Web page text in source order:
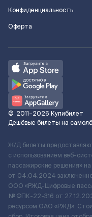
Конфиденциальность
Оферта
© 2011–2026 Купибилет
Дешёвые билеты на
Ж/Д билеты
с использованием веб-
пассажирские решения»
от 04.04.2024
ООО «РЖД-Цифровые
№ ФПК-22-316 от
ресурсом ОАО «РЖД».